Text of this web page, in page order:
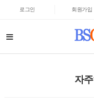
로그인 회원가입
자